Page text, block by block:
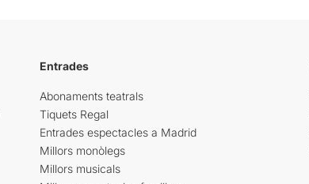
Entrades
Abonaments teatrals
Tiquets Regal
Entrades espectacles a Madrid
Millors monòlegs
Millors musicals